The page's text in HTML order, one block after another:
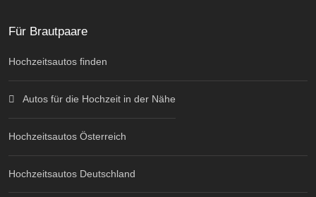
Für Brautpaare
Hochzeitsautos finden
Autos für die Hochzeit in der Nähe
Hochzeitsautos Österreich
Hochzeitsautos Deutschland